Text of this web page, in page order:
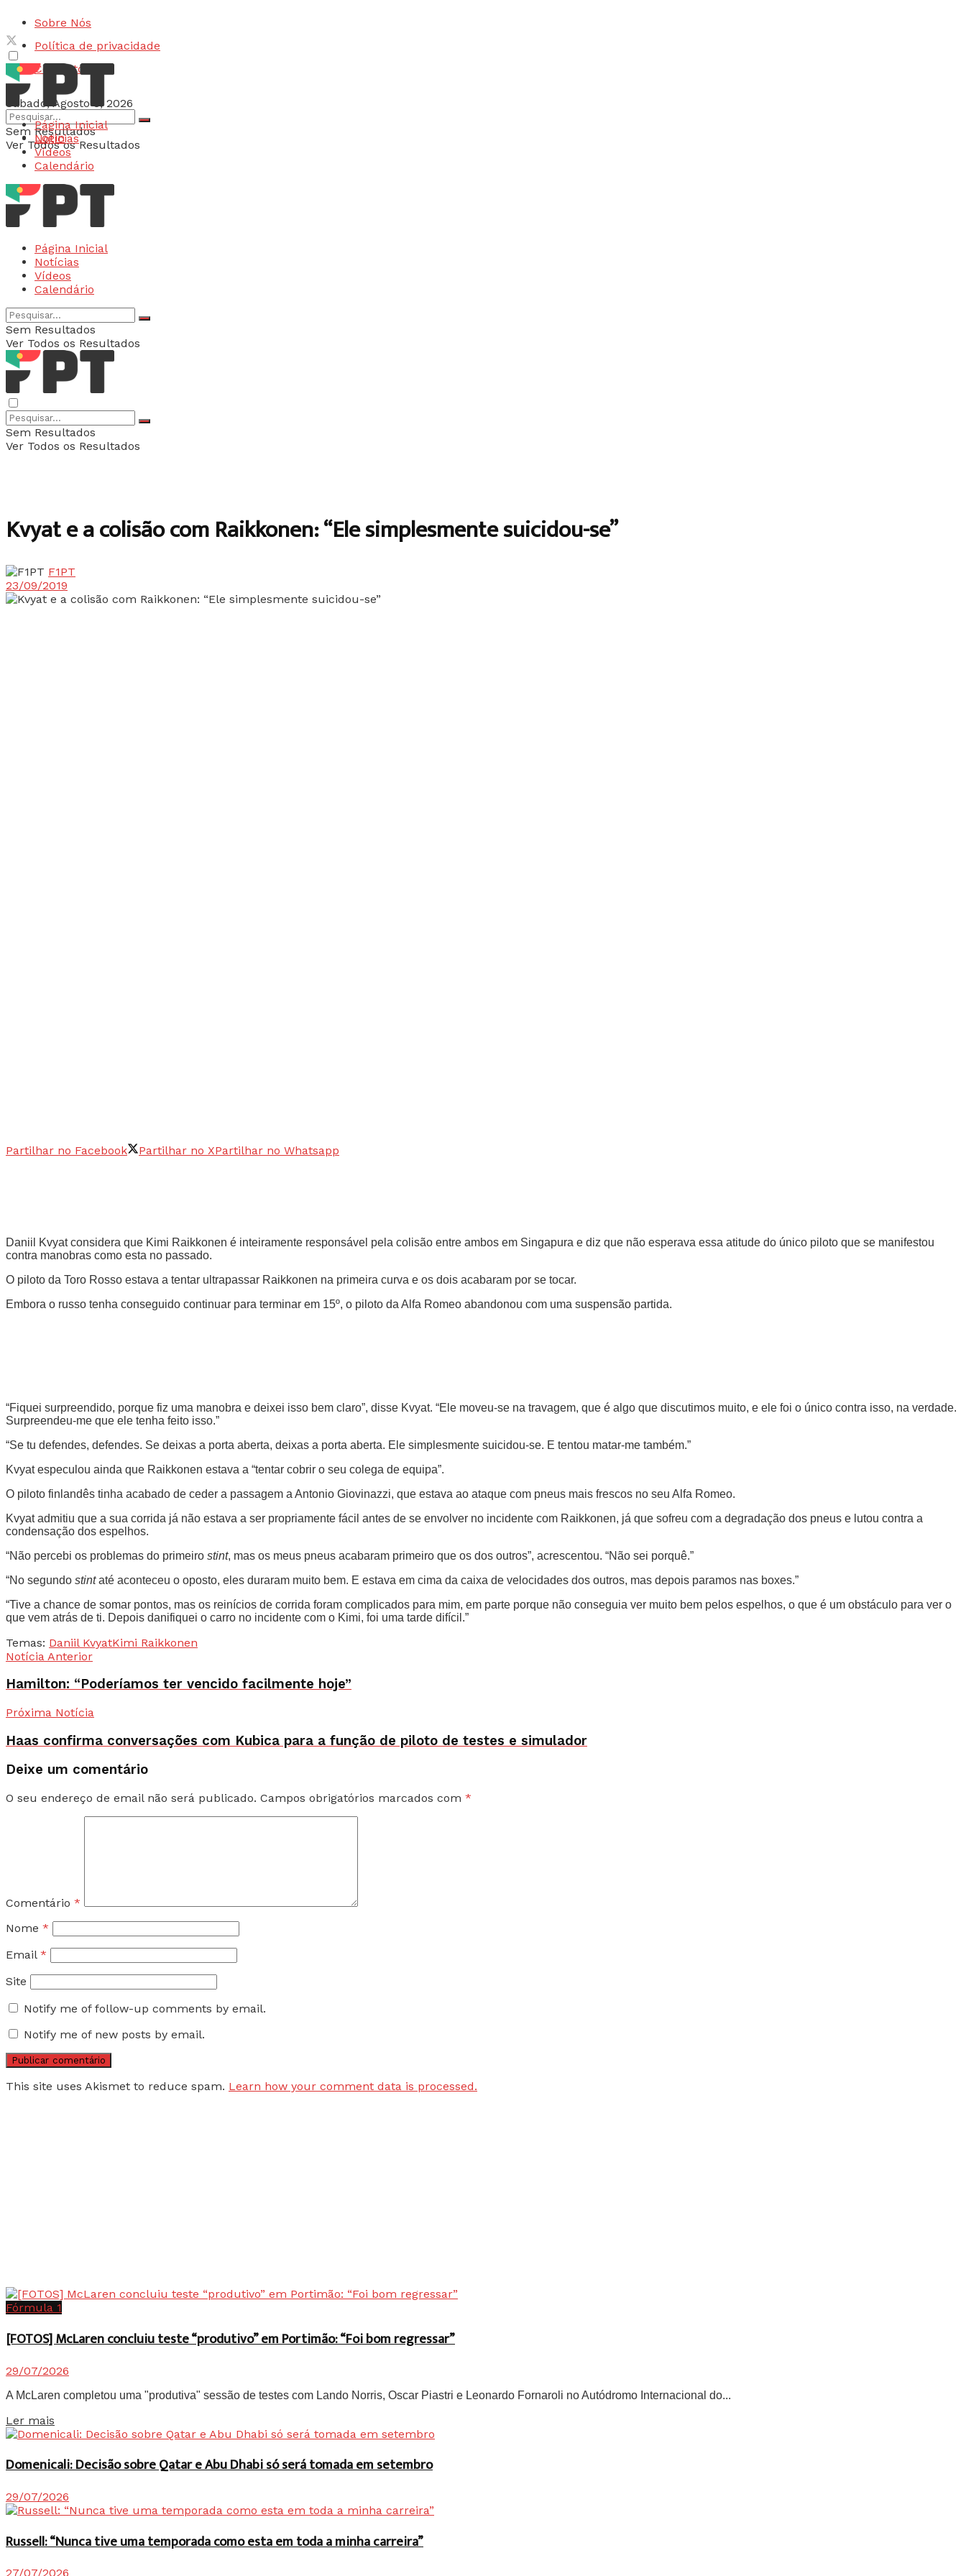
Sobre Nós
Política de privacidade
Contactos
Sábado, Agosto 8, 2026
Login
Sem Resultados
Ver Todos os Resultados
Página Inicial
Notícias
Vídeos
Calendário
Página Inicial
Notícias
Vídeos
Calendário
Sem Resultados
Ver Todos os Resultados
Sem Resultados
Ver Todos os Resultados
Kvyat e a colisão com Raikkonen: “Ele simplesmente suicidou-se”
F1PT
23/09/2019
Partilhar no Facebook Partilhar no XPartilhar no Whatsapp
Daniil Kvyat considera que Kimi Raikkonen é inteiramente responsável pela colisão entre ambos em Singapura e diz que não esperava essa atitude do único piloto que se manifestou
contra manobras como esta no passado.
O piloto da Toro Rosso estava a tentar ultrapassar Raikkonen na primeira curva e os dois acabaram por se tocar.
Embora o russo tenha conseguido continuar para terminar em 15º, o piloto da Alfa Romeo abandonou com uma suspensão partida.
“Fiquei surpreendido, porque fiz uma manobra e deixei isso bem claro”, disse Kvyat. “Ele moveu-se na travagem, que é algo que discutimos muito, e ele foi o único contra isso, na verdade.
Surpreendeu-me que ele tenha feito isso.”
“Se tu defendes, defendes. Se deixas a porta aberta, deixas a porta aberta. Ele simplesmente suicidou-se. E tentou matar-me também.”
Kvyat especulou ainda que Raikkonen estava a “tentar cobrir o seu colega de equipa”.
O piloto finlandês tinha acabado de ceder a passagem a Antonio Giovinazzi, que estava ao ataque com pneus mais frescos no seu Alfa Romeo.
Kvyat admitiu que a sua corrida já não estava a ser propriamente fácil antes de se envolver no incidente com Raikkonen, já que sofreu com a degradação dos pneus e lutou contra a
condensação dos espelhos.
“Não percebi os problemas do primeiro stint, mas os meus pneus acabaram primeiro que os dos outros”, acrescentou. “Não sei porquê.”
“No segundo stintaté aconteceu o oposto, eles duraram muito bem. E estava em cima da caixa de velocidades dos outros, mas depois paramos nas boxes.”
“Tive a chance de somar pontos, mas os reinícios de corrida foram complicados para mim, em parte porque não conseguia ver muito bem pelos espelhos, o que é um obstáculo para ver o
que vem atrás de ti. Depois danifiquei o carro no incidente com o Kimi, foi uma tarde difícil.”
Temas: Daniil KvyatKimi Raikkonen
Notícia Anterior
Hamilton: “Poderíamos ter vencido facilmente hoje”
Próxima Notícia
Haas confirma conversações com Kubica para a função de piloto de testes e simulador
Deixe um comentário
O seu endereço de email não será publicado. Campos obrigatórios marcados com *
Comentário *
Nome *
Email *
Site
Notify me of follow-up comments by email.
Notify me of new posts by email.
This site uses Akismet to reduce spam. Learn how your comment data is processed.
Fórmula 1
[FOTOS] McLaren concluiu teste “produtivo” em Portimão: “Foi bom regressar”
29/07/2026
A McLaren completou uma "produtiva" sessão de testes com Lando Norris, Oscar Piastri e Leonardo Fornaroli no Autódromo Internacional do...
Ler mais
Domenicali: Decisão sobre Qatar e Abu Dhabi só será tomada em setembro
29/07/2026
Russell: “Nunca tive uma temporada como esta em toda a minha carreira”
27/07/2026